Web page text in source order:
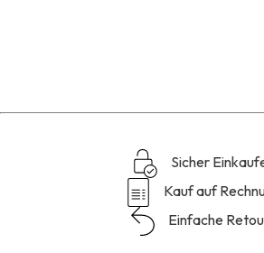
Sicher
Kauf auf
Einfache